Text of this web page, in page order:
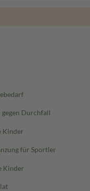
Durchfall
Kinder
für Sportler
Kinder